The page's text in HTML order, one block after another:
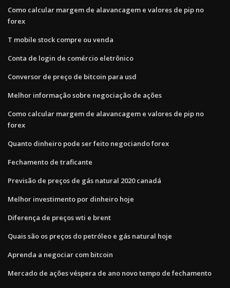
Como calcular margem de alavancagem e valores de pip no
forex
T mobile stock compre ou venda
Conta de login de comércio eletrônico
Conversor de preço de bitcoin para usd
Melhor informação sobre negociação de ações
Como calcular margem de alavancagem e valores de pip no
forex
Quanto dinheiro pode ser feito negociando forex
Fechamento de traficante
Previsão de preços de gás natural 2020 canadá
Melhor investimento por dinheiro hoje
Diferença de preços wti e brent
Quais são os preços do petróleo e gás natural hoje
Aprenda a negociar com bitcoin
Mercado de ações véspera de ano novo tempo de fechamento